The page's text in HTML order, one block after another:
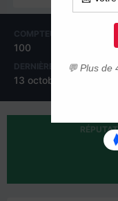
COMPTEUR DE CONTENUS
100
DERNIÈRE VISITE
13 octobre 2025